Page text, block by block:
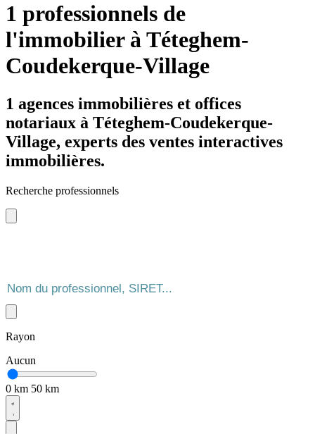
1 professionnels de
l'immobilier à Téteghem-
Coudekerque-Village
1 agences immobilières et offices
notariaux à Téteghem-Coudekerque-
Village, experts des ventes interactives
immobilières.
Recherche professionnels
Rayon
Aucun
0 km 50 km